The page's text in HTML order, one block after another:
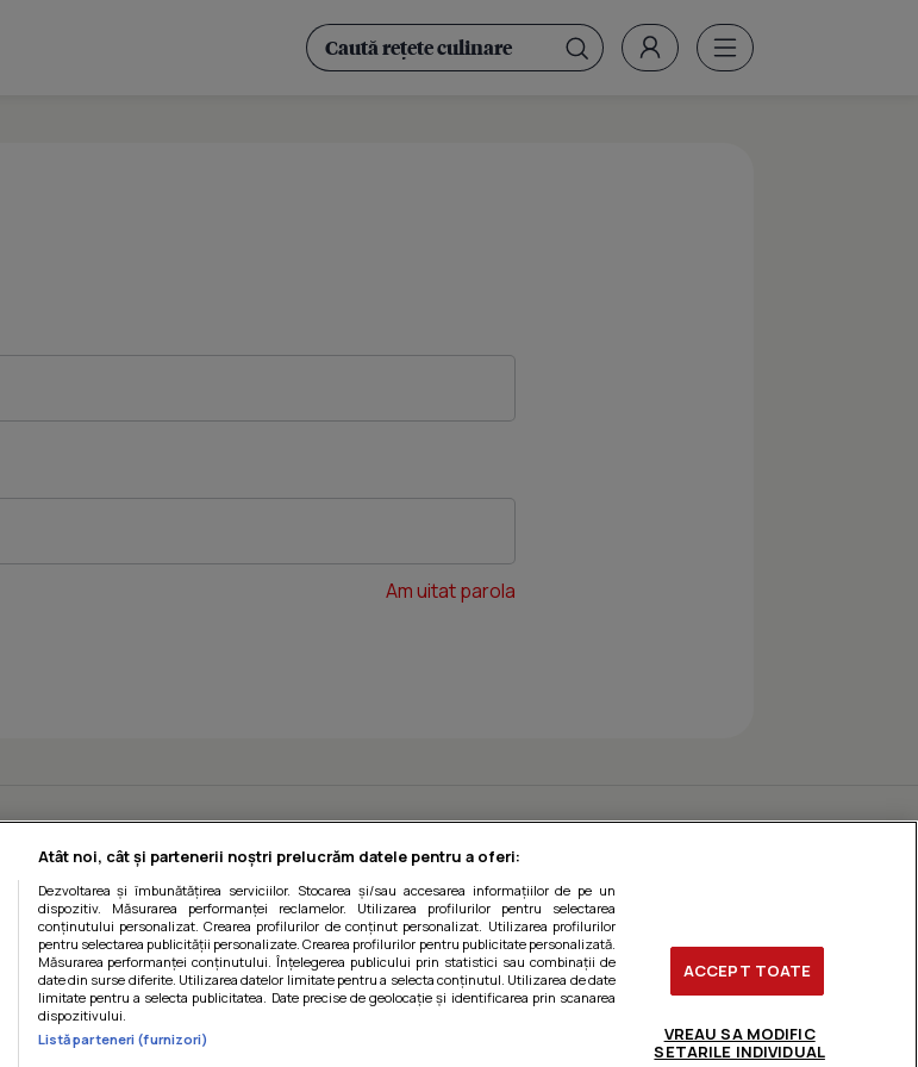
Am uitat parola
Atât noi, cât și partenerii noștri prelucrăm datele pentru a oferi:
Dezvoltarea și îmbunătățirea serviciilor. Stocarea și/sau accesarea informațiilor de pe un
dispozitiv. Măsurarea performanței reclamelor. Utilizarea profilurilor pentru selectarea
conținutului personalizat. Crearea profilurilor de conținut personalizat. Utilizarea profilurilor
pentru selectarea publicității personalizate. Crearea profilurilor pentru publicitate personalizată.
Măsurarea performanței conținutului. Înțelegerea publicului prin statistici sau combinații de
date din surse diferite. Utilizarea datelor limitate pentru a selecta conținutul. Utilizarea de date
limitate pentru a selecta publicitatea. Date precise de geolocație și identificarea prin scanarea
dispozitivului.
Listă parteneri (furnizori)
ACCEPT TOATE
VREAU SA MODIFIC
SETARILE INDIVIDUAL